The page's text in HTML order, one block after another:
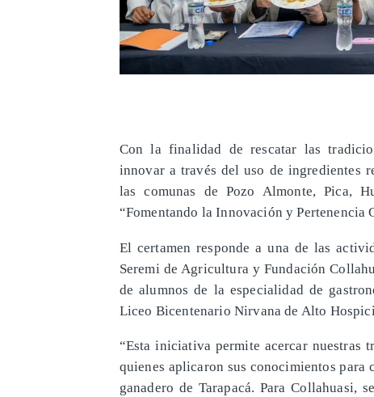
​Con la finalidad de rescatar las
innovar a través del uso de ingredientes
las comunas de Pozo Almonte, Pica,
“Fomentando la Innovación y Pertenencia
El certamen responde a una de las
Seremi de Agricultura y Fundación
de alumnos de la especialidad de
Liceo Bicentenario Nirvana de Alto
“Esta iniciativa permite acercar nuestras
quienes aplicaron sus conocimientos
ganadero de Tarapacá. Para Collahuasi,